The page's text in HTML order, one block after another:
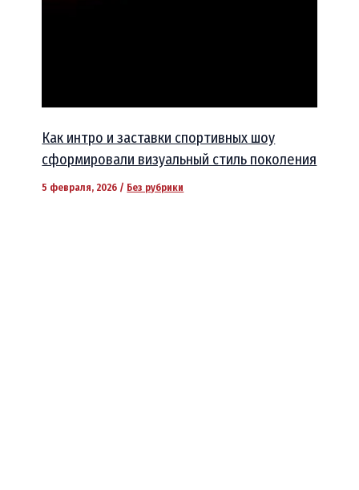
Как интро и заставки спортивных шоу
сформировали визуальный стиль поколения
5 февраля, 2026 / Без рубрики